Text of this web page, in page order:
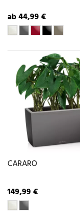
ab 44,99 €
CARARO
149,99 €